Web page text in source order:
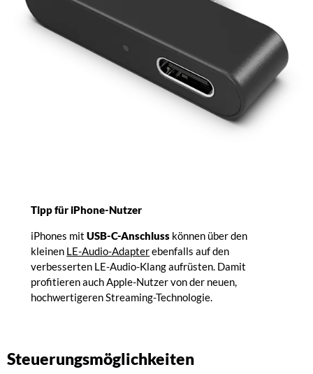
Tipp für iPhone-Nutzer
iPhones mitUSB-C-Anschluss können über den
kleinen LE-Audio-Adapterebenfalls auf den
verbesserten LE-Audio-Klang aufrüsten. Damit
profitieren auch Apple-Nutzer von der neuen,
hochwertigeren Streaming-Technologie.
Steuerungsmöglichkeiten